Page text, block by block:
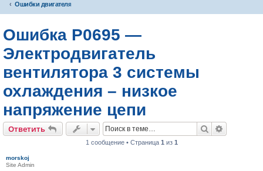
Ошибки двигателя
Ошибка P0695 —
Электродвигатель
вентилятора 3 системы
охлаждения – низкое
напряжение цепи
Ответить Поиск
1 сообщение • Страница 1 из 1
morskoj
Site Admin